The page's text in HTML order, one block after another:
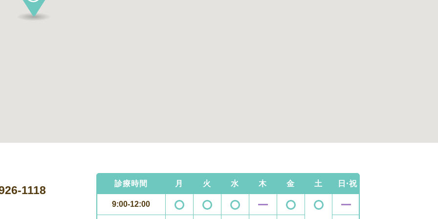
1118
診療時間 月 火 水 木 金 土 日・祝
9:00-12:00